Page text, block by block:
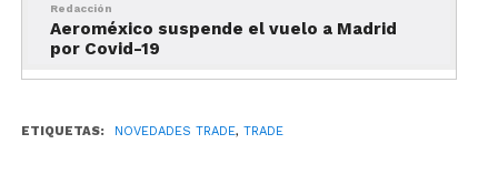
Al inicio de su carrera, Alejandro ocupó puestos de
gestión enTelefónica, The Coca-Cola Company
Ingeniería Mecánica del Georgia Institute of
Redacción
Aeroméxico suspende el vuelo a Madrid
por Covid-19
ETIQUETAS: NOVEDADES TRADE, TRADE